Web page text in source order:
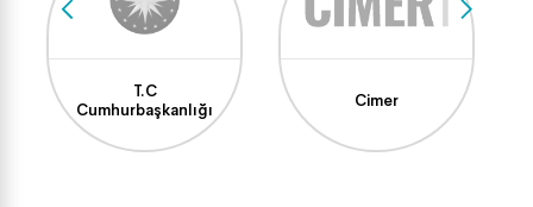
T.C
Cumhurbaşkanlığı
Cimer